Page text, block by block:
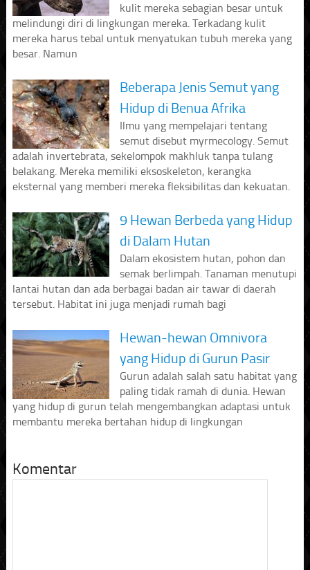
kulit mereka sebagian besar untuk
melindungi diri di lingkungan mereka. Terkadang kulit
mereka harus tebal untuk menyatukan tubuh mereka yang
besar. Namun
Beberapa Jenis Semut yang
Hidup di Benua Afrika
Ilmu yang mempelajari tentang
semut disebut myrmecology. Semut
adalah invertebrata, sekelompok makhluk tanpa tulang
belakang. Mereka memiliki eksoskeleton, kerangka
eksternal yang memberi mereka fleksibilitas dan kekuatan.
9 Hewan Berbeda yang Hidup
di Dalam Hutan
Dalam ekosistem hutan, pohon dan
semak berlimpah. Tanaman menutupi
lantai hutan dan ada berbagai badan air tawar di daerah
tersebut. Habitat ini juga menjadi rumah bagi
Hewan-hewan Omnivora
yang Hidup di Gurun Pasir
Gurun adalah salah satu habitat yang
paling tidak ramah di dunia. Hewan
yang hidup di gurun telah mengembangkan adaptasi untuk
membantu mereka bertahan hidup di lingkungan
Komentar